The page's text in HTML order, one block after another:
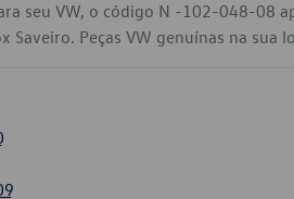
seu VW, o código N -102-048-08
Saveiro. Peças VW genuínas na sua